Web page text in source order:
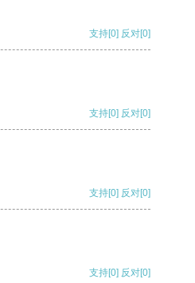
支持[0] 反对[0]
支持[0] 反对[0]
支持[0] 反对[0]
支持[0] 反对[0]